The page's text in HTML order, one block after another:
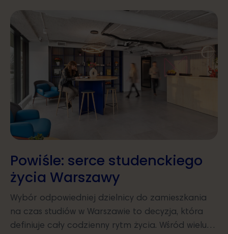
Powiśle: serce studenckiego
życia Warszawy
Wybór odpowiedniej dzielnicy do zamieszkania
na czas studiów w Warszawie to decyzja, która
definiuje cały codzienny rytm życia. Wśród wielu…